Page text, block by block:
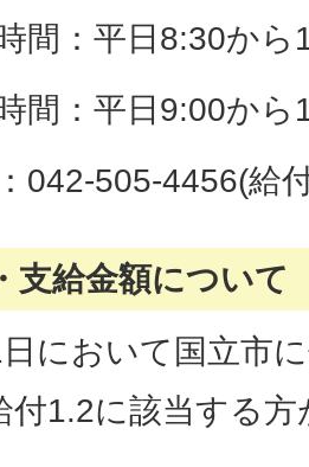
：平日8:30から
：平日9:00から
505-4456(給
支給金額について
において国立市
付1.2に該当する方